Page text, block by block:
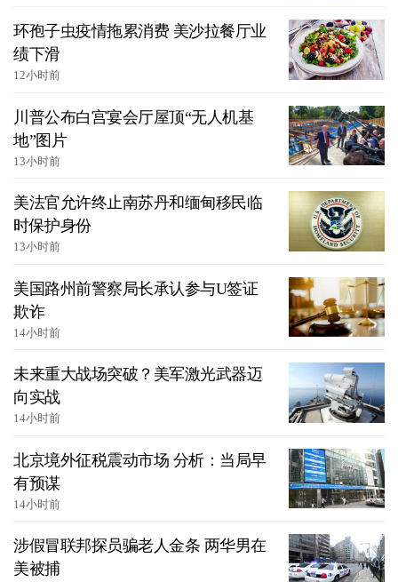
环孢子虫疫情拖累消费 美沙拉餐厅业
绩下滑
12小时前
川普公布白宫宴会厅屋顶“无人机基
地”图片
13小时前
美法官允许终止南苏丹和缅甸移民临
时保护身份
13小时前
美国路州前警察局长承认参与U签证
欺诈
14小时前
未来重大战场突破？美军激光武器迈
向实战
14小时前
北京境外征税震动市场 分析：当局早
有预谋
14小时前
涉假冒联邦探员骗老人金条 两华男在
美被捕